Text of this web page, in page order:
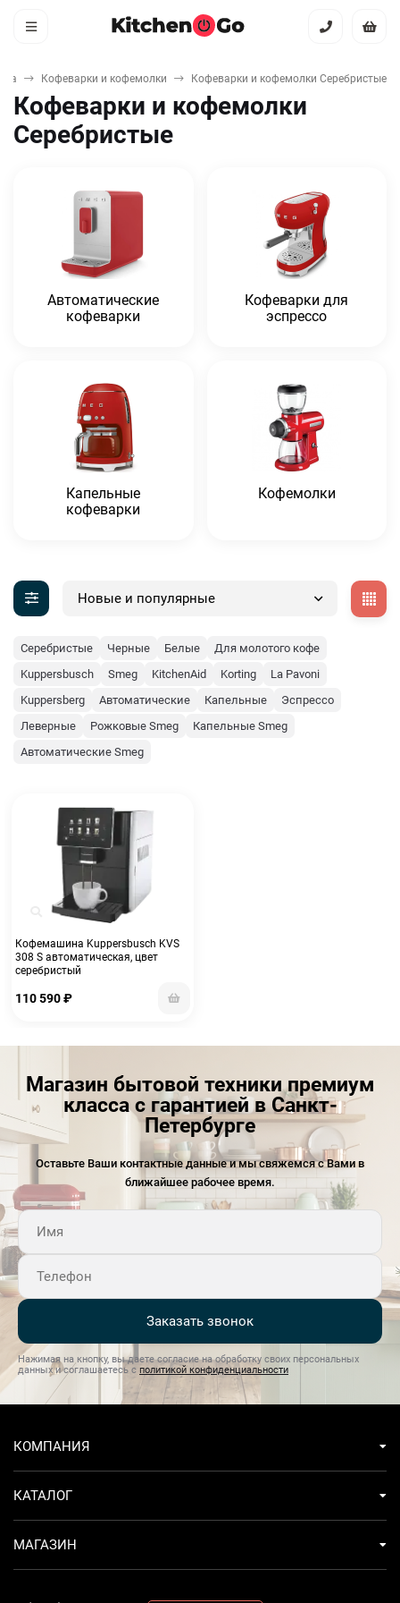
Кофеварки и кофемолки Кофеварки и кофемолки Серебристые
Кофеварки и кофемолки
Серебристые
Автоматические
кофеварки
Кофеварки для
эспрессо
Капельные
кофеварки
Кофемолки
Новые и популярные
Серебристые Черные Белые
Для молотого кофе
Kuppersbusch
Smeg KitchenAid Korting
La Pavoni
Kuppersberg
Автоматические Капельные
Эспрессо
Леверные
Рожковые Smeg
Капельные Smeg
Автоматические Smeg
Кофемашина Kuppersbusch KVS
308 S автоматическая, цвет
серебристый
110 590₽
Магазин бытовой техники премиум
класса с гарантией в Санкт-
Петербурге
Оставьте Ваши контактные данные и мы свяжемся с Вами в
ближайшее рабочее время.
Заказать звонок
Нажимая на кнопку, вы даете согласие на обработку своих персональных
данных и соглашаетесь с политикой конфиденциальности
КОМПАНИЯ
КАТАЛОГ
МАГАЗИН